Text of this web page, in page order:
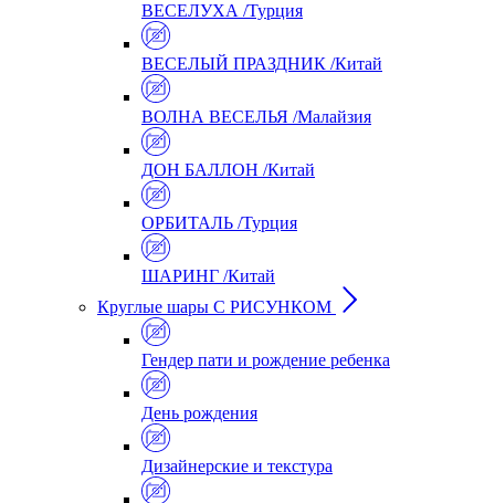
ВЕСЕЛУХА /Турция
ВЕСЕЛЫЙ ПРАЗДНИК /Китай
ВОЛНА ВЕСЕЛЬЯ /Малайзия
ДОН БАЛЛОН /Китай
ОРБИТАЛЬ /Турция
ШАРИНГ /Китай
Круглые шары С РИСУНКОМ
Гендер пати и рождение ребенка
День рождения
Дизайнерские и текстура